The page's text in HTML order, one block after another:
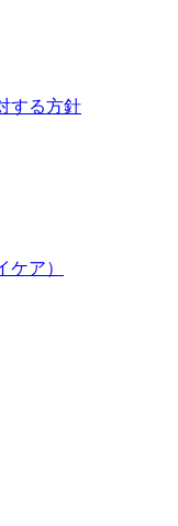
する方針
ア）